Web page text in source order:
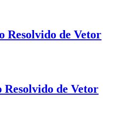
Resolvido de Vetor
de Vetor